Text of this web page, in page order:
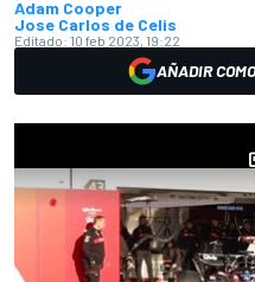
Adam Cooper
Jose Carlos de Celis
Editado: 10 feb 2023, 19:22
AÑADIR